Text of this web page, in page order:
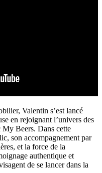
Valentin s’est lancé
en rejoignant l’univers des
My Beers. Dans cette
son accompagnement par
et la force de la
authentique et
de se lancer dans la